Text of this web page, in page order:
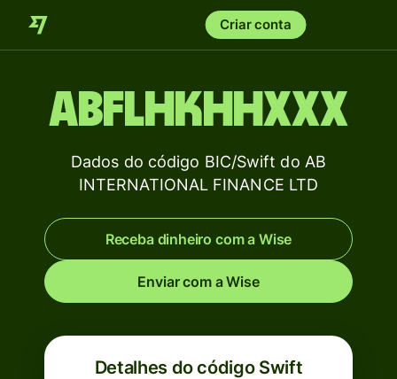
Criar conta
ABFLHKHHXXX
Dados do código BIC/Swift do AB
INTERNATIONAL FINANCE LTD
Receba dinheiro com a Wise
Enviar com a Wise
Detalhes do código Swift